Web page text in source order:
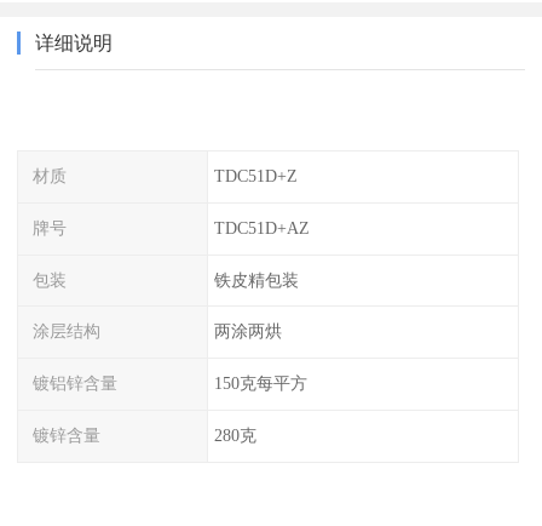
详细说明
材质 TDC51D+Z
牌号 TDC51D+AZ
包装 铁皮精包装
涂层结构 两涂两烘
镀铝锌含量 150克每平方
镀锌含量 280克